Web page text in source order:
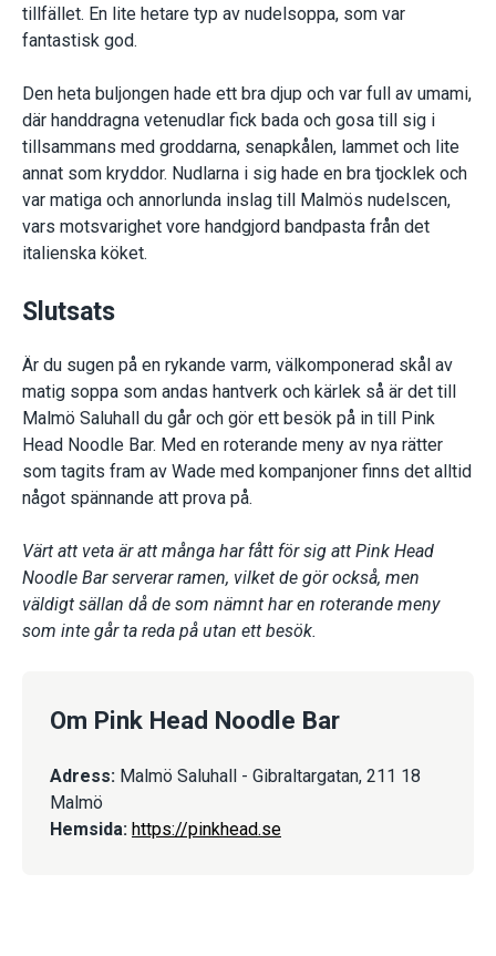
tillfället. En lite hetare typ av nudelsoppa, som var
fantastisk god.
Den heta buljongen hade ett bra djup och var full av umami,
där handdragna vetenudlar fick bada och gosa till sig i
tillsammans med groddarna, senapkålen, lammet och lite
annat som kryddor. Nudlarna i sig hade en bra tjocklek och
var matiga och annorlunda inslag till Malmös nudelscen,
vars motsvarighet vore handgjord bandpasta från det
italienska köket.
Slutsats
Är du sugen på en rykande varm, välkomponerad skål av
matig soppa som andas hantverk och kärlek så är det till
Malmö Saluhall du går och gör ett besök på in till Pink
Head Noodle Bar. Med en roterande meny av nya rätter
som tagits fram av Wade med kompanjoner finns det alltid
något spännande att prova på.
Värt att veta är att många har fått för sig att Pink Head
Noodle Bar serverar ramen, vilket de gör också, men
väldigt sällan då de som nämnt har en roterande meny
som inte går ta reda på utan ett besök.
Om Pink Head Noodle Bar
Adress: Malmö Saluhall - Gibraltargatan, 211 18
Malmö
Hemsida: https://pinkhead.se